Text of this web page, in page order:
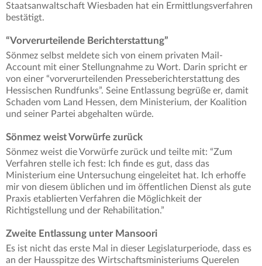
Staatsanwaltschaft Wiesbaden hat ein Ermittlungsverfahren
bestätigt.
“Vorverurteilende Berichterstattung”
Sönmez selbst meldete sich von einem privaten Mail-
Account mit einer Stellungnahme zu Wort. Darin spricht er
von einer “vorverurteilenden Presseberichterstattung des
Hessischen Rundfunks”. Seine Entlassung begrüße er, damit
Schaden vom Land Hessen, dem Ministerium, der Koalition
und seiner Partei abgehalten würde.
Sönmez weist Vorwürfe zurück
Sönmez weist die Vorwürfe zurück und teilte mit: “Zum
Verfahren stelle ich fest: Ich finde es gut, dass das
Ministerium eine Untersuchung eingeleitet hat. Ich erhoffe
mir von diesem üblichen und im öffentlichen Dienst als gute
Praxis etablierten Verfahren die Möglichkeit der
Richtigstellung und der Rehabilitation.”
Zweite Entlassung unter Mansoori
Es ist nicht das erste Mal in dieser Legislaturperiode, dass es
an der Hausspitze des Wirtschaftsministeriums Querelen